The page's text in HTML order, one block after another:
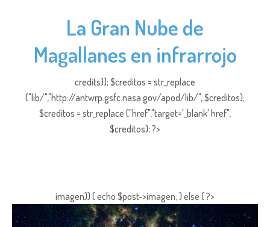
La Gran Nube de
Magallanes en infrarrojo
credits)); $creditos = str_replace
("lib/","http://antwrp.gsfc.nasa.gov/apod/lib/", $creditos);
$creditos = str_replace ("href","target='_blank' href",
$creditos); ?>
imagen)) { echo $post->imagen; } else { ?>